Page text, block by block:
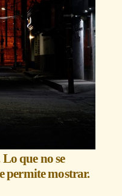
que no se
permite mostrar.